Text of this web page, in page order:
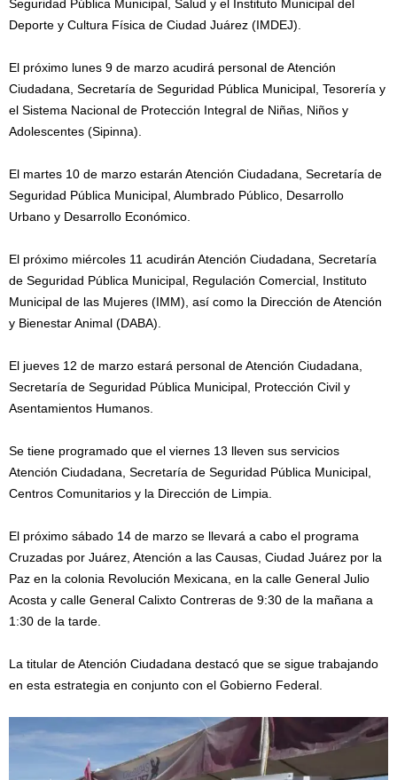
Seguridad Pública Municipal, Salud y el Instituto Municipal del
Deporte y Cultura Física de Ciudad Juárez (IMDEJ).
El próximo lunes 9 de marzo acudirá personal de Atención
Ciudadana, Secretaría de Seguridad Pública Municipal, Tesorería y
el Sistema Nacional de Protección Integral de Niñas, Niños y
Adolescentes (Sipinna).
El martes 10 de marzo estarán Atención Ciudadana, Secretaría de
Seguridad Pública Municipal, Alumbrado Público, Desarrollo
Urbano y Desarrollo Económico.
El próximo miércoles 11 acudirán Atención Ciudadana, Secretaría
de Seguridad Pública Municipal, Regulación Comercial, Instituto
Municipal de las Mujeres (IMM), así como la Dirección de Atención
y Bienestar Animal (DABA).
El jueves 12 de marzo estará personal de Atención Ciudadana,
Secretaría de Seguridad Pública Municipal, Protección Civil y
Asentamientos Humanos.
Se tiene programado que el viernes 13 lleven sus servicios
Atención Ciudadana, Secretaría de Seguridad Pública Municipal,
Centros Comunitarios y la Dirección de Limpia.
El próximo sábado 14 de marzo se llevará a cabo el programa
Cruzadas por Juárez, Atención a las Causas, Ciudad Juárez por la
Paz en la colonia Revolución Mexicana, en la calle General Julio
Acosta y calle General Calixto Contreras de 9:30 de la mañana a
1:30 de la tarde.
La titular de Atención Ciudadana destacó que se sigue trabajando
en esta estrategia en conjunto con el Gobierno Federal.